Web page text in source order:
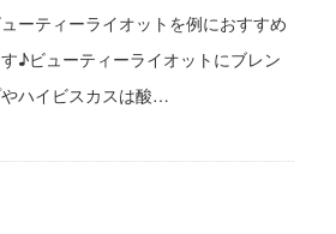
ーティーライオットを例におすすめ
♪ビューティーライオットにブレン
ハイビスカスは酸…